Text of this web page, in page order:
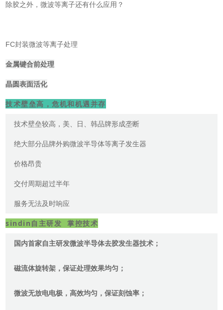
除胶之外，微波等离子还有什么应用？
FC封装微波等离子处理
金属键合前处理
晶圆表面活化
技术壁垒高，危机和机遇并存
技术壁垒较高，美、日、韩品牌形成垄断
绝大部分品牌外购微波半导体等离子发生器
价格昂贵
交付周期超过半年
服务无法及时响应
sindin自主研发 掌控技术
国内首家自主研发微波半导体去胶发生器技术；
磁流体旋转架，保证处理效果均匀；
微波无放电电极，高效均匀，保证刻蚀率；